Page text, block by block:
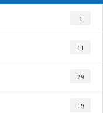
1
11
29
19